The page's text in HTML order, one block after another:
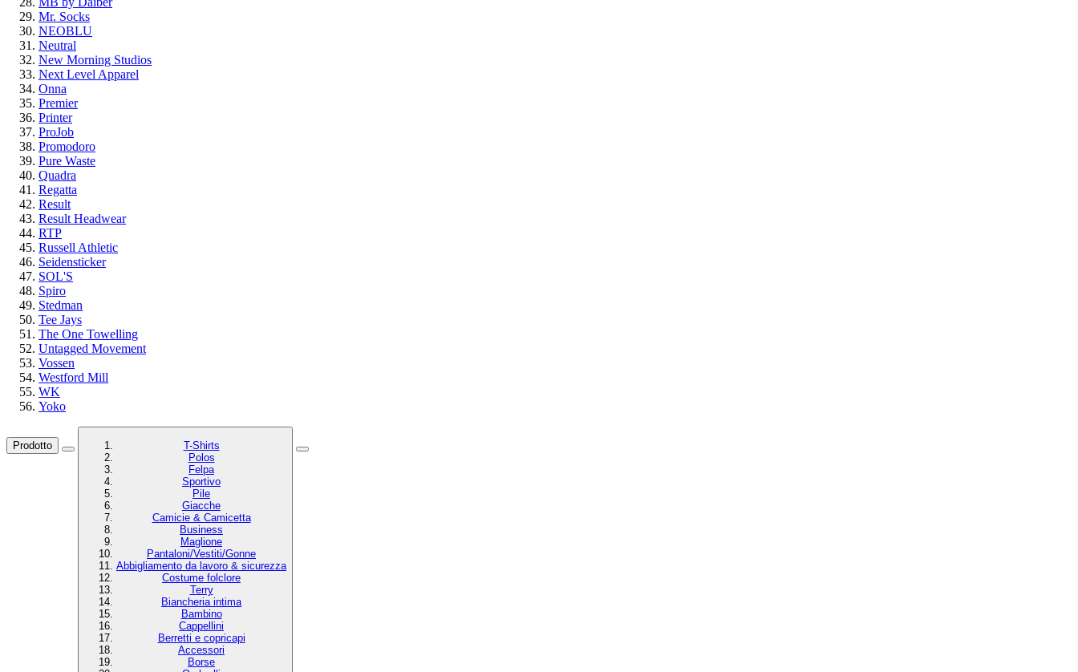
Mr. Socks
NEOBLU
Neutral
New Morning Studios
Next Level Apparel
Onna
Premier
Printer
ProJob
Promodoro
Pure Waste
Quadra
Regatta
Result
Result Headwear
RTP
Russell Athletic
Seidensticker
SOL'S
Spiro
Stedman
Tee Jays
The One Towelling
Untagged Movement
Vossen
Westford Mill
WK
Yoko
Prodotto
T-Shirts
Polos
Felpa
Sportivo
Pile
Giacche
Camicie & Camicetta
Business
Maglione
Pantaloni/Vestiti/Gonne
Abbigliamento da lavoro & sicurezza
Costume folclore
Terry
Biancheria intima
Bambino
Cappellini
Berretti e copricapi
Accessori
Borse